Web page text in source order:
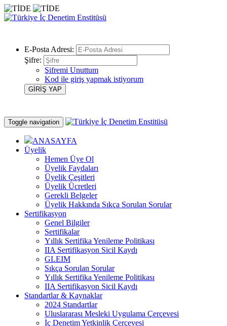
E-Posta Adresi:
Şifre:
Şifremi Unuttum
Kod ile giriş yapmak istiyorum
Toggle navigation
ANASAYFA
Üyelik
Hemen Üye Ol
Üyelik Faydaları
Üyelik Çeşitleri
Üyelik Ücretleri
Gerekli Belgeler
Üyelik Hakkında Sıkça Sorulan Sorular
Sertifikasyon
Genel Bilgiler
Sertifikalar
Yıllık Sertifika Yenileme Politikası
IIA Sertifikasyon Sicil Kaydı
GLEIM
Sıkça Sorulan Sorular
Yıllık Sertifika Yenileme Politikası
IIA Sertifikasyon Sicil Kaydı
Standartlar & Kaynaklar
2024 Standartlar
Uluslararası Mesleki Uygulama Çerçevesi
İç Denetim Yetkinlik Çerçevesi